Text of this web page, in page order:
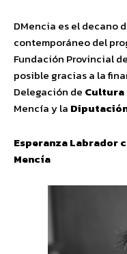
DMencia es el decano
contemporáneo del
Fundación Provincial
posible gracias a la
Delegación de Cultura
Mencía y la
Esperanza Labrador
Mencía